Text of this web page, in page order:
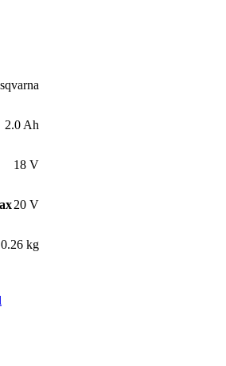
2.0 Ah
18 V
20 V
0.26 kg